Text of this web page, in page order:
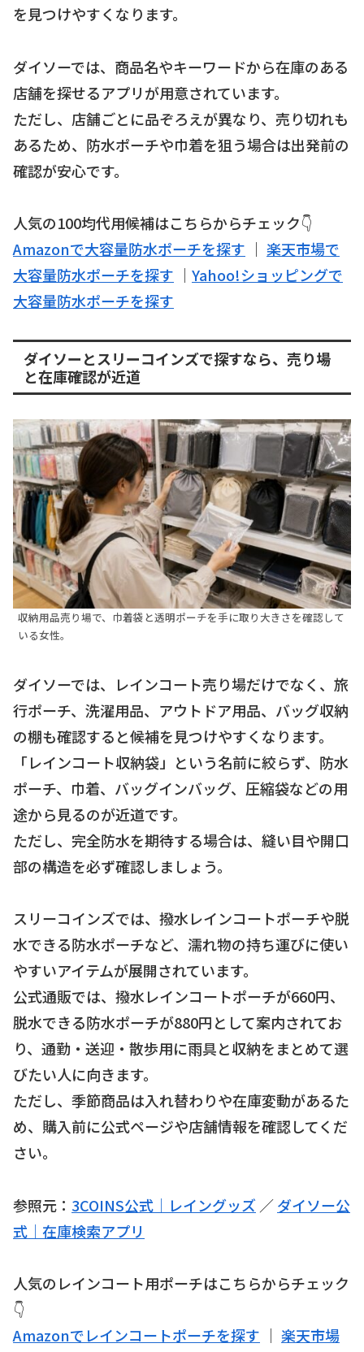
を見つけやすくなります。
ダイソーでは、商品名やキーワードから在庫のある
店舗を探せるアプリが用意されています。
ただし、店舗ごとに品ぞろえが異なり、売り切れも
あるため、防水ポーチや巾着を狙う場合は出発前の
確認が安心です。
人気の100均代用候補はこちらからチェック👇
Amazonで大容量防水ポーチを探す ｜ 楽天市場で
大容量防水ポーチを探す ｜ Yahoo!ショッピングで
大容量防水ポーチを探す
ダイソーとスリーコインズで探すなら、売り場
と在庫確認が近道
収納用品売り場で、巾着袋と透明ポーチを手に取り大きさを確認して
いる女性。
ダイソーでは、レインコート売り場だけでなく、旅
行ポーチ、洗濯用品、アウトドア用品、バッグ収納
の棚も確認すると候補を見つけやすくなります。
「レインコート収納袋」という名前に絞らず、防水
ポーチ、巾着、バッグインバッグ、圧縮袋などの用
途から見るのが近道です。
ただし、完全防水を期待する場合は、縫い目や開口
部の構造を必ず確認しましょう。
スリーコインズでは、撥水レインコートポーチや脱
水できる防水ポーチなど、濡れ物の持ち運びに使い
やすいアイテムが展開されています。
公式通販では、撥水レインコートポーチが660円、
脱水できる防水ポーチが880円として案内されてお
り、通勤・送迎・散歩用に雨具と収納をまとめて選
びたい人に向きます。
ただし、季節商品は入れ替わりや在庫変動があるた
め、購入前に公式ページや店舗情報を確認してくだ
さい。
参照元： 3COINS公式｜レイングッズ ／ダイソー公
式｜在庫検索アプリ
人気のレインコート用ポーチはこちらからチェック
👇
Amazonでレインコートポーチを探す ｜ 楽天市場